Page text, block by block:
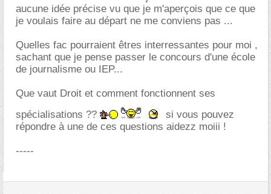
aucune idée précise vu que je m'aperçois que ce que
je voulais faire au départ ne me conviens pas ...
Quelles fac pourraient êtres interressantes pour moi ,
sachant que je pense passer le concours d'une école
de journalisme ou IEP...
Que vaut Droit et comment fonctionnent ses
spécialisations ??
si vous pouvez
répondre à une de ces questions aidezz moiii !
-----